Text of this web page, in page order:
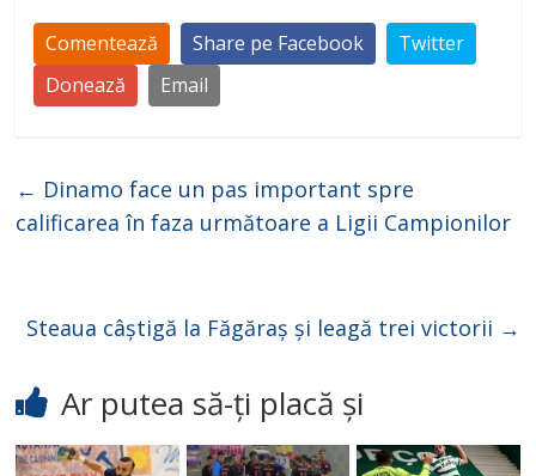
Comentează Share pe Facebook
Twitter
Donează
Email
← Dinamo face un pas important spre
calificarea în faza următoare a Ligii Campionilor
Steaua câștigă la Făgăraș și leagă trei victorii →
Ar putea să-ți placă și